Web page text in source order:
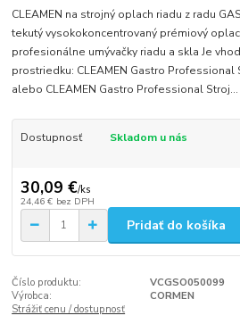
CLEAMEN na strojný oplach riadu z radu
tekutý vysokokoncentrovaný prémiový
profesionálne umývačky riadu a skla Je
prostriedku: CLEAMEN Gastro Professional
alebo CLEAMEN Gastro Professional Stroj...
Dostupnosť Skladom u nás
30,09 €/ks
24,46 € bez DPH
Pridať do košíka
Číslo produktu:
VCGSO050099
Výrobca:
CORMEN
Strážiť cenu / dostupnosť